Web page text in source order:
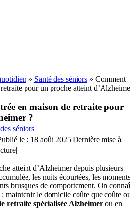
» Santé des séniors» Comment
pour un proche atteint
en maison de retraite pour
?
séniors
le : 18 août 2025|Dernière mise à
|
atteint d’Alzheimer depuis plusieurs
les nuits écourtées, les moments
brusques de comportement. On
: maintenir le domicile coûte que coûte
retraite spécialisée Alzheimerou en